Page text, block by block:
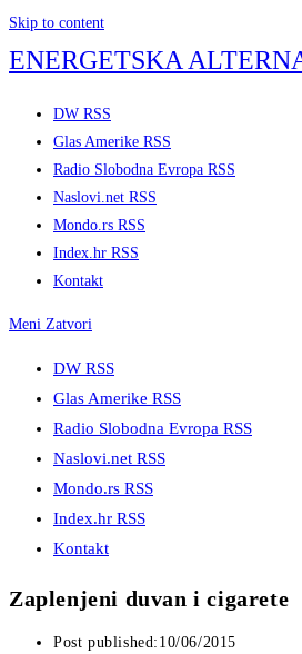
Skip to content
ENERGETSKA
DW RSS
Glas Amerike RSS
Radio Slobodna Evropa RSS
Naslovi.net RSS
Mondo.rs RSS
Index.hr RSS
Kontakt
Meni Zatvori
DW RSS
Glas Amerike RSS
Radio Slobodna Evropa RSS
Naslovi.net RSS
Mondo.rs RSS
Index.hr RSS
Kontakt
Zaplenjeni duvan i cigarete
Post published: 10/06/2015